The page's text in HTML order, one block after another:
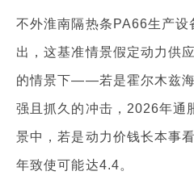
不外淮南隔热条PA66生产设
出，这基准情景假定动力供
的情景下——若是霍尔木兹海
强且抓久的冲击，2026年通
景中，若是动力价钱长本事
年致使可能达4.4。